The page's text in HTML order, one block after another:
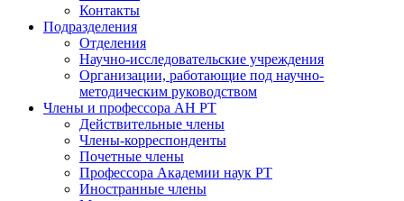
Контакты
Подразделения
Отделения
Научно-исследовательские учреждения
Организации, работающие под научно-
методическим руководством
Члены и профессора АН РТ
Действительные члены
Члены-корреспонденты
Почетные члены
Профессора Академии наук РТ
Иностранные члены